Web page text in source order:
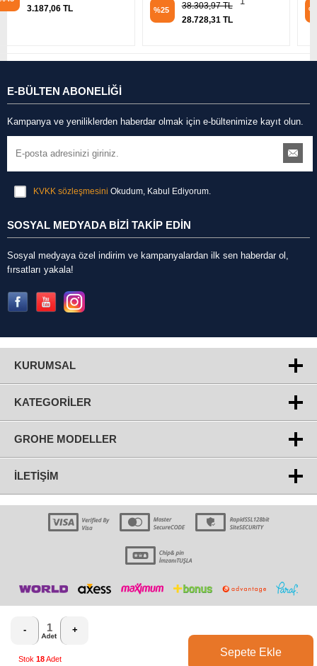
- +
Stok 18Adet
Sepete Ekle
%25
38.303,97 TL
%25
26.668,57 TL
20.001,43 TL
E-BÜLTEN ABONELİĞİ
Kampanya ve yeniliklerden haberdar olmak için e-bültenimize kayıt olun.
KVKK sözleşmesini Okudum, Kabul Ediyorum.
SOSYAL MEDYADA BİZİ TAKİP EDİN
Sosyal medyaya özel indirim ve kampanyalardan ilk sen haberdar ol,
fırsatları yakala!
KURUMSAL
KATEGORILER
GROHE MODELLER
İLETIŞIM
Sistemleriyle Hazırlanmıştır.